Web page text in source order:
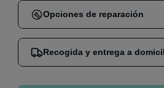
Opciones de reparación
Cuando compras una reparación
puedes elegir entre dos opciones:
Recogida y entrega a
Nos encargamos de mandar un